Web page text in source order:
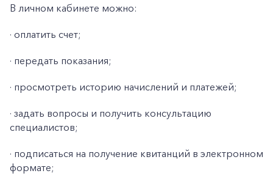
В личном кабинете можно:
· оплатить счет;
· передать показания;
· просмотреть историю начислений и платежей;
· задать вопросы и получить консультацию
специалистов;
· подписаться на получение квитанций в электронном
формате;